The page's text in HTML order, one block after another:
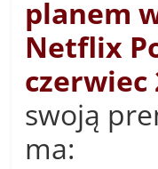
planem
Netflix
czerwiec
swoją
ma: